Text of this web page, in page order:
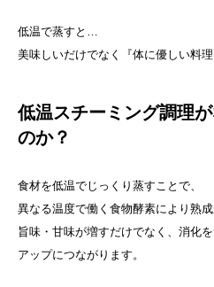
低温で蒸すと…
美味しいだけでなく『体に優しい料理
低温スチーミング調理
のか？
食材を低温でじっくり蒸すことで、
異なる温度で働く食物酵素により熟成
旨味・甘味が増すだけでなく、消化
アップにつながります。